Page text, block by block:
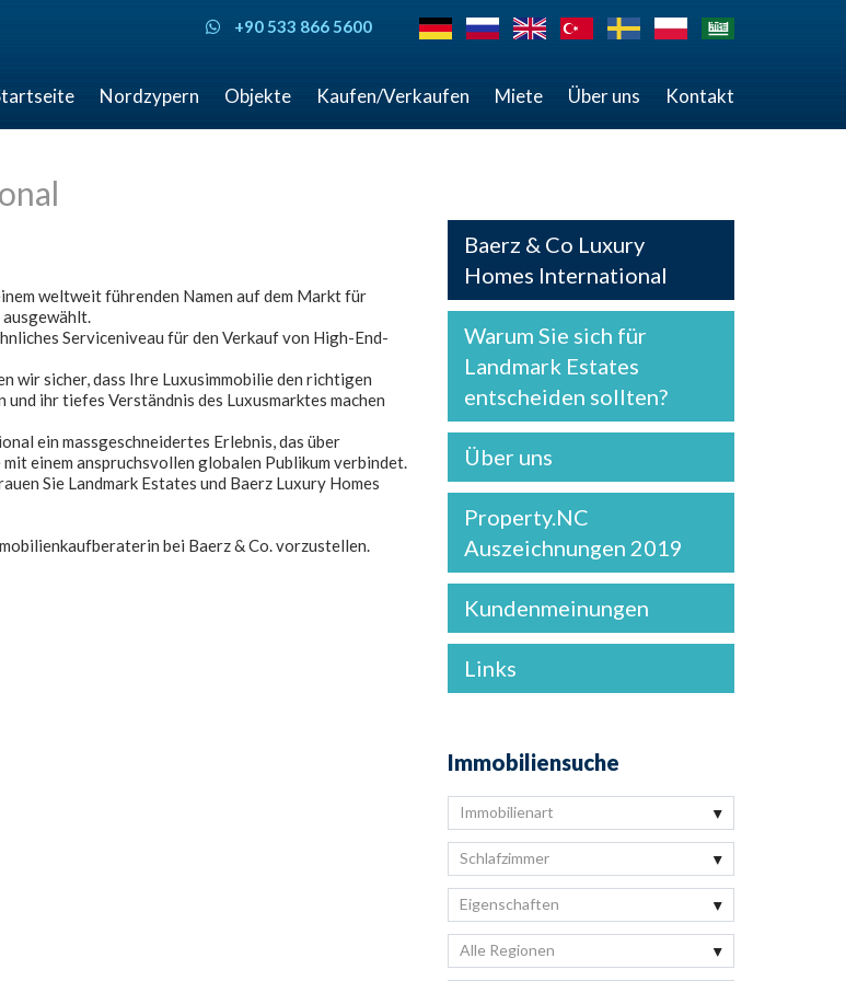
+90 533 866 5600
Nordzypern Objekte Kaufen/Verkaufen Miete Über uns Kontakt
weltweit führenden Namen auf dem Markt für
Serviceniveau für den Verkauf von High-End-
wir sicher, dass Ihre Luxusimmobilie den richtigen
ihr tiefes Verständnis des Luxusmarktes machen
ein massgeschneidertes Erlebnis, das über
einem anspruchsvollen globalen Publikum verbindet.
Sie Landmark Estates und Baerz Luxury Homes
bei Baerz & Co. vorzustellen.
Baerz & Co Luxury
Homes International
Warum Sie sich für
Landmark Estates
entscheiden sollten?
Über uns
Property.NC
Auszeichnungen 2019
Kundenmeinungen
Links
Immobiliensuche
Immobilienart
Schlafzimmer
Eigenschaften
Alle Regionen